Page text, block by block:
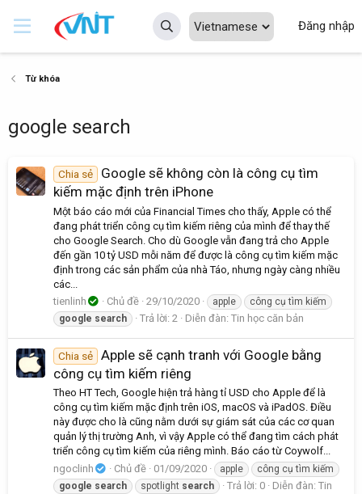
Đăng nhập
Từ khóa
google search
Chia sẻ
Google sẽ không còn là công cụ tìm
kiếm mặc định trên iPhone
Một báo cáo mới của Financial Times cho thấy, Apple có thể
đang phát triển công cụ tìm kiếm riêng của mình để thay thế
cho Google Search. Cho dù Google vẫn đang trả cho Apple
đến gần 10 tỷ USD mỗi năm để được là công cụ tìm kiếm mặc
định trong các sản phẩm của nhà Táo, nhưng ngày càng nhiều
các...
tienlinh
Chủ đề 29/10/2020 apple
công cụ tìm kiếm
google search Trả lời: 2 Diễn đàn: Tin học căn bản
Chia sẻ
Apple sẽ cạnh tranh với Google bằng
công cụ tìm kiếm riêng
Theo HT Tech, Google hiện trả hàng tỉ USD cho Apple để là
công cụ tìm kiếm mặc định trên iOS, macOS và iPadOS. Điều
này được cho là cũng nằm dưới sự giám sát của các cơ quan
quản lý thị trường Anh, vì vậy Apple có thể đang tìm cách phát
triển công cụ tìm kiếm của riêng mình. Báo cáo từ Coywolf...
ngoclinh
Chủ đề 01/09/2020 apple
công cụ tìm kiếm
google search spotlight search Trả lời: 0 Diễn đàn: Tin